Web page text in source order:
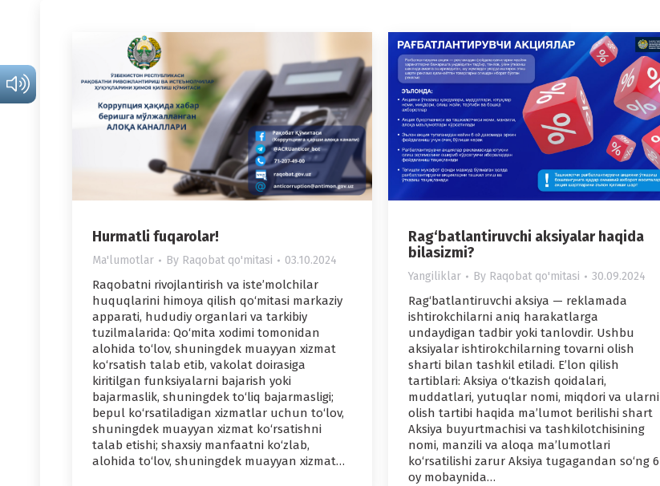
Hurmatli fuqarolar!
Ma'lumotlar By Raqobat qo'mitasi 03.10.2024
Raqobatni rivojlantirish va iste’molchilar
huquqlarini himoya qilish qo‘mitasi markaziy
apparati, hududiy organlari va tarkibiy
tuzilmalarida: Qo‘mita xodimi tomonidan
alohida to‘lov, shuningdek muayyan xizmat
ko‘rsatish talab etib, vakolat doirasiga
kiritilgan funksiyalarni bajarish yoki
bajarmaslik, shuningdek to‘liq bajarmasligi;
bepul ko‘rsatiladigan xizmatlar uchun to‘lov,
shuningdek muayyan xizmat ko‘rsatishni
talab etishi; shaxsiy manfaatni ko‘zlab,
alohida to‘lov, shuningdek muayyan xizmat…
Rag‘batlantiruvchi aksiyalar haqida
bilasizmi?
Yangiliklar By Raqobat qo'mitasi 30.09.2024
Rag‘batlantiruvchi aksiya — reklamada
ishtirokchilarni aniq harakatlarga
undaydigan tadbir yoki tanlovdir. Ushbu
aksiyalar ishtirokchilarning tovarni olish
sharti bilan tashkil etiladi. E’lon qilish
tartiblari: Aksiya o‘tkazish qoidalari,
muddatlari, yutuqlar nomi, miqdori va ularni
olish tartibi haqida ma’lumot berilishi shart
Aksiya buyurtmachisi va tashkilotchisining
nomi, manzili va aloqa ma’lumotlari
ko‘rsatilishi zarur Aksiya tugagandan so‘ng 6
oy mobaynida…